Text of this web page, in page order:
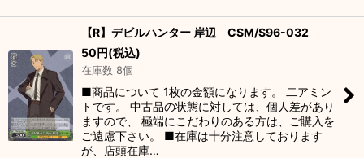
【R】デビルハンター 岸辺 CSM/S96-032
50円(税込)
在庫数 8個
■商品について 1枚の金額になります。 二アミン
トです。 中古品の状態に対しては、個人差があり
ますので、 極端にこだわりのある方は、ご購入を
ご遠慮下さい。 ■在庫は十分注意しております
が、店頭在庫…